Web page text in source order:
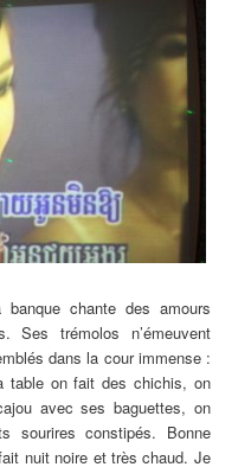
chante des amours
Ses trémolos n’émeuvent
dans la cour immense :
table on fait des chichis, on
avec ses baguettes, on
sourires constipés. Bonne
nuit noire et très chaud. Je